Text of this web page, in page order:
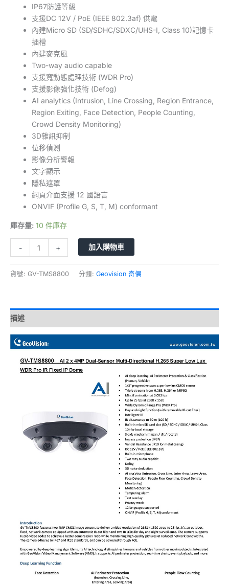
IP67防護等級
支援DC 12V / PoE (IEEE 802.3af) 供電
內建Micro SD (SD/SDHC/SDXC/UHS-I, Class 10)記憶卡
插槽
內建麥克風
Two-way audio capable
支援寬動態處理技術 (WDR Pro)
支援影像強化技術 (Defog)
AI analytics (Intrusion, Line Crossing, Region Entrance,
Region Exiting, Face Detection, People Counting,
Crowd Density Monitoring)
3D雜訊抑制
位移偵測
影像分析警報
文字顯示
隱私遮罩
網頁介面支援 12 國語言
ONVIF (Profile G, S, T, M) conformant
庫存量: 10 件庫存
- + 加入購物車
貨號: GV-TMS8800 分類: Geovision 奇偶
描述